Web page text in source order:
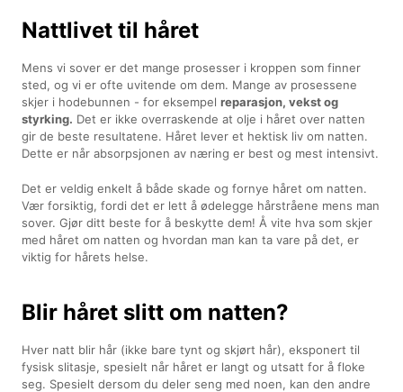
Nattlivet til håret
Mens vi sover er det mange prosesser i kroppen som finner
sted, og vi er ofte uvitende om dem. Mange av prosessene
skjer i hodebunnen - for eksempelreparasjon, vekst og
styrking. Det er ikke overraskende at olje i håret over natten
gir de beste resultatene. Håret lever et hektisk liv om natten.
Dette er når absorpsjonen av næring er best og mest intensivt.
Det er veldig enkelt å både skade og fornye håret om natten.
Vær forsiktig, fordi det er lett å ødelegge hårstråene mens man
sover. Gjør ditt beste for å beskytte dem! Å vite hva som skjer
med håret om natten og hvordan man kan ta vare på det, er
viktig for hårets helse.
Blir håret slitt om natten?
Hver natt blir hår (ikke bare tynt og skjørt hår), eksponert til
fysisk slitasje, spesielt når håret er langt og utsatt for å floke
seg. Spesielt dersom du deler seng med noen, kan den andre